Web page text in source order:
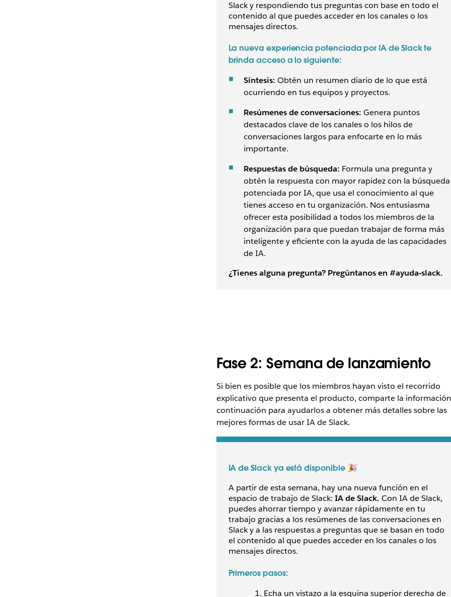
Slack y respondiendo tus preguntas con base en todo el
contenido al que puedes acceder en los canales o los
mensajes directos.
La nueva experiencia potenciada por IA de Slack te
brinda acceso a lo siguiente:
Síntesis: Obtén un resumen diario de lo que está
ocurriendo en tus equipos y proyectos.
Resúmenes de conversaciones: Genera puntos
destacados clave de los canales o los hilos de
conversaciones largos para enfocarte en lo más
importante.
Respuestas de búsqueda: Formula una pregunta y
obtén la respuesta con mayor rapidez con la búsqueda
potenciada por IA, que usa el conocimiento al que
tienes acceso en tu organización. Nos entusiasma
ofrecer esta posibilidad a todos los miembros de la
organización para que puedan trabajar de forma más
inteligente y eficiente con la ayuda de las capacidades
de IA.
¿Tienes alguna pregunta? Pregúntanos en #ayuda-slack.
Fase 2: Semana de lanzamiento
Si bien es posible que los miembros hayan visto el recorrido
explicativo que presenta el producto, comparte la
continuación para ayudarlos a obtener más detalles sobre las
mejores formas de usar IA de Slack.
IA de Slack ya está disponible 🎉
A partir de esta semana, hay una nueva función en el
espacio de trabajo de Slack: IA de Slack. Con IA de Slack,
puedes ahorrar tiempo y avanzar rápidamente en tu
trabajo gracias a los resúmenes de las conversaciones en
Slack y a las respuestas a preguntas que se basan en todo
el contenido al que puedes acceder en los canales o los
mensajes directos.
Primeros pasos:
Echa un vistazo a la esquina superior derecha de